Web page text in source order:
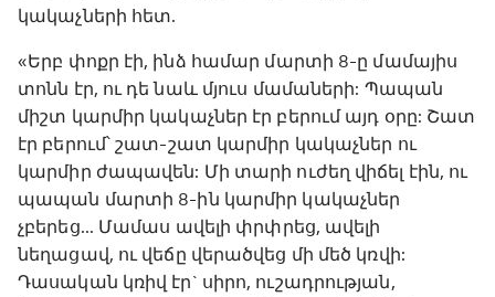
կակաչների հետ.
«Երբ փոքր էի, ինձ համար մարտի 8-ը մամայիս
տոնն էր, ու դե նաև մյուս մամաների: Պապան
միշտ կարմիր կակաչներ էր բերում այդ օրը: Շատ
էր բերում՝ շատ-շատ կարմիր կակաչներ ու
կարմիր ժապավեն: Մի տարի ուժեղ վիճել էին, ու
պապան մարտի 8-ին կարմիր կակաչներ
չբերեց... Մամաս ավելի փրփրեց, ավելի
նեղացավ, ու վեճը վերածվեց մի մեծ կռվի:
Դասական կռիվ էր` սիրո, ուշադրության,